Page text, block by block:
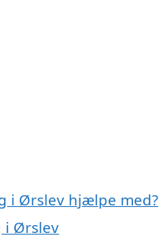
i Ørslev hjælpe med?
i Ørslev